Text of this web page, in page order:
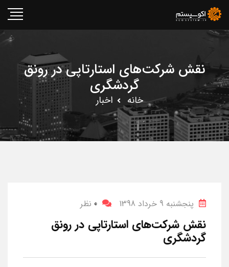
نقش شرکت‌های استارتاپی در رونق
گردشگری
خانه اخبار
پنجشنبه 9 خرداد 1398 0 نظر
نقش شرکت‌های استارتاپی در رونق
گردشگری